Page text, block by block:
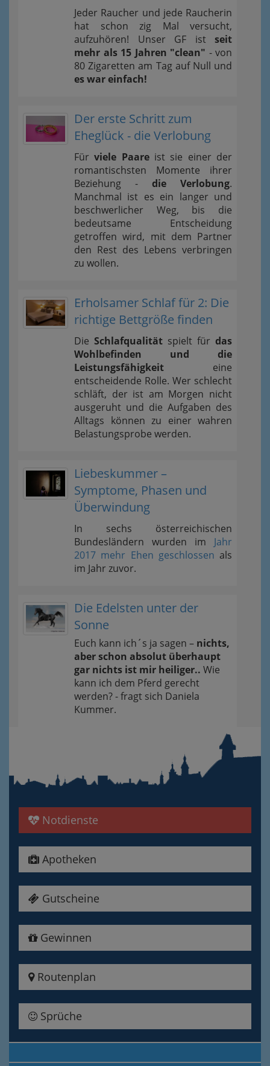
Jeder Raucher und jede Raucherin
hat schon zig Mal versucht,
aufzuhören! Unser GF ist seit
mehr als 15 Jahren "clean" - von
80 Zigaretten am Tag auf Null und
es war einfach!
Der erste Schritt zum
Eheglück - die Verlobung
Fürviele Paareist sie einer der
romantischsten Momente ihrer
Beziehung - die Verlobung.
Manchmal ist es ein langer und
beschwerlicher Weg, bis die
bedeutsame Entscheidung
getroffen wird, mit dem Partner
den Rest des Lebens verbringen
zu wollen.
Erholsamer Schlaf für 2: Die
richtige Bettgröße finden
Die Schlafqualität spielt für das
Wohlbefinden und die
Leistungsfähigkeit eine
entscheidende Rolle. Wer schlecht
schläft, der ist am Morgen nicht
ausgeruht und die Aufgaben des
Alltags können zu einer wahren
Belastungsprobe werden.
Liebeskummer –
Symptome, Phasen und
Überwindung
In sechs österreichischen
Bundesländern wurden im Jahr
2017 mehr Ehen geschlossen als
im Jahr zuvor.
Die Edelsten unter der
Sonne
Euch kann ich´s ja sagen – nichts,
aber schon absolut überhaupt
gar nichts ist mir heiliger.. Wie
kann ich dem Pferd gerecht
werden? - fragt sich Daniela
Kummer.
Notdienste
Apotheken
Gutscheine
Gewinnen
Routenplan
Sprüche